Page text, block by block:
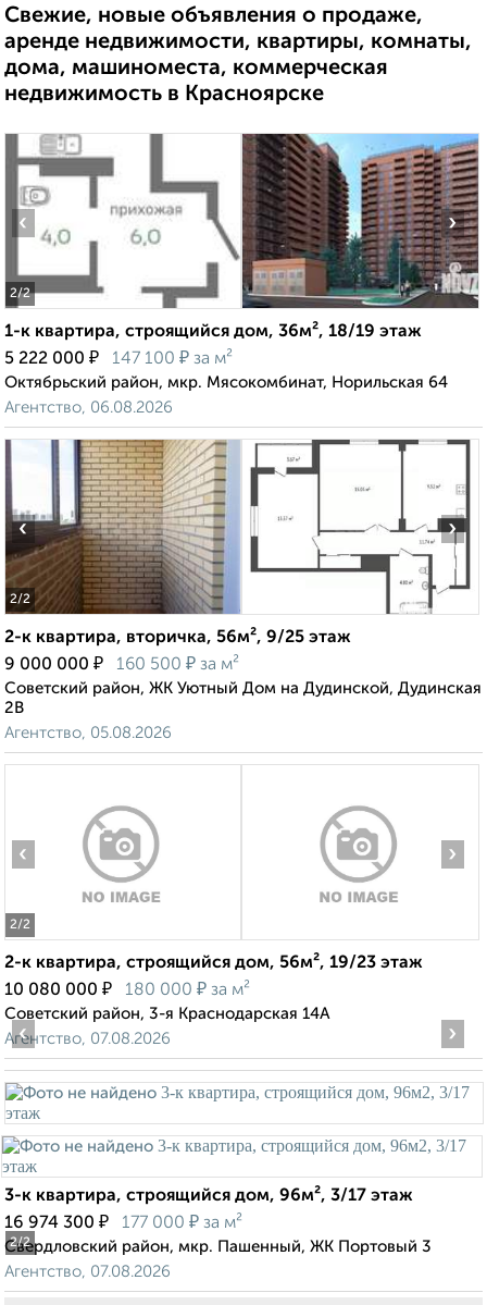
Свежие, новые объявления о продаже,
аренде недвижимости, квартиры, комнаты,
дома, машиноместа, коммерческая
недвижимость в Красноярске
2/2
‹ ›
1-к квартира, строящийся дом, 36м², 18/19 этаж
5 222 000 ₽ 147 100 ₽ за м²
Октябрьский район, мкр. Мясокомбинат, Норильская 64
Агентство, 06.08.2026
2/2
‹ ›
2-к квартира, вторичка, 56м², 9/25 этаж
9 000 000 ₽ 160 500 ₽ за м²
Советский район, ЖК Уютный Дом на Дудинской, Дудинская
2В
Агентство, 05.08.2026
2/2
‹ ›
2-к квартира, строящийся дом, 56м², 19/23 этаж
10 080 000 ₽ 180 000 ₽ за м²
Советский район, 3-я Краснодарская 14А
Агентство, 07.08.2026
2/2
‹ ›
3-к квартира, строящийся дом, 96м², 3/17 этаж
16 974 300 ₽ 177 000 ₽ за м²
Свердловский район, мкр. Пашенный, ЖК Портовый 3
Агентство, 07.08.2026